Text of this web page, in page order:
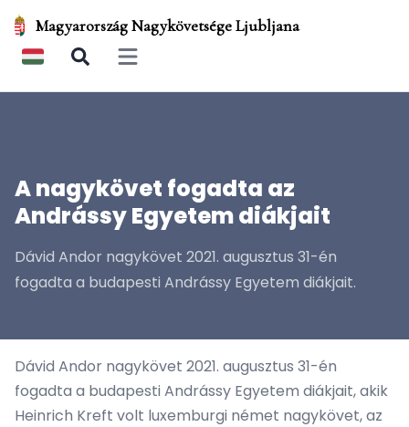
Magyarország Nagykövetsége Ljubljana
Open main menu
A nagykövet fogadta az
Andrássy Egyetem diákjait
Dávid Andor nagykövet 2021. augusztus 31-én
fogadta a budapesti Andrássy Egyetem diákjait.
Dávid Andor nagykövet 2021. augusztus 31-én
fogadta a budapesti Andrássy Egyetem diákjait, akik
Heinrich Kreft volt luxemburgi német nagykövet, az